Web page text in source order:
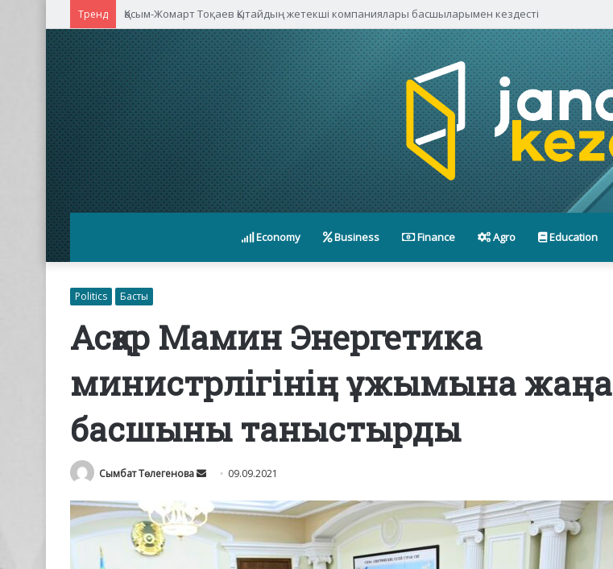
Тренд Қасым-Жомарт Тоқаев Қытайдың жетекші компаниялары басшыларымен кездесті
Economy Business Finance Agro Education
Politics Басты
Асқар Мамин Энергетика
министрлігінің ұжымына жаңа
басшыны таныстырды
Сымбат Төлегенова
Send
email
09.09.2021